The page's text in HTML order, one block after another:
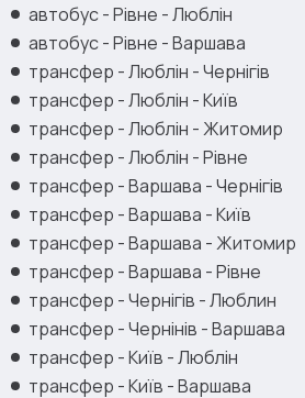
автобус - Рівне - Люблін
автобус - Рівне - Варшава
трансфер - Люблін - Чернігів
трансфер - Люблін - Київ
трансфер - Люблін - Житомир
трансфер - Люблін - Рівне
трансфер - Варшава - Чернігів
трансфер - Варшава - Київ
трансфер - Варшава - Житомир
трансфер - Варшава - Рівне
трансфер - Чернігів - Люблин
трансфер - Чернінів - Варшава
трансфер - Київ - Люблін
трансфер - Київ - Варшава